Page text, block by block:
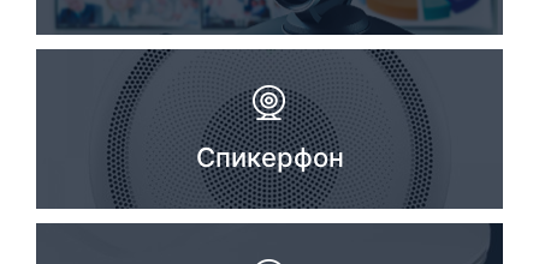
Спикерфон